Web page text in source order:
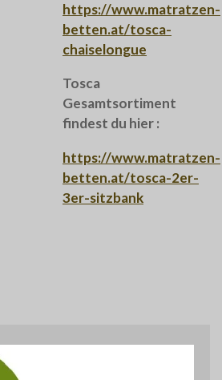
https://www.matratzen-
betten.at/tosca-
chaiselongue
Tosca
Gesamtsortiment
findest du hier :
https://www.matratzen-
betten.at/tosca-2er-
3er-sitzbank